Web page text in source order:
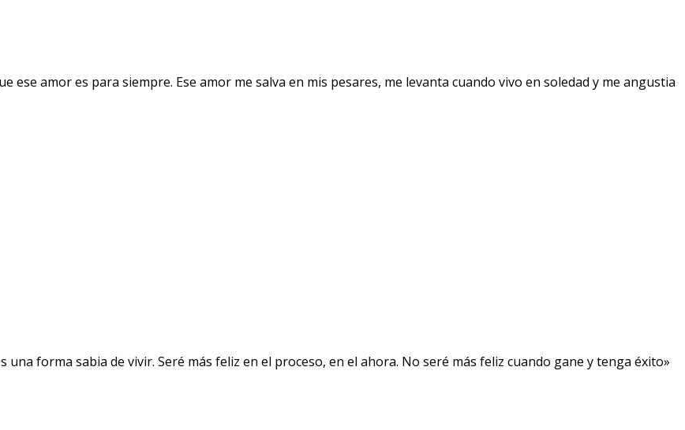
ese amor es para siempre. Ese amor me salva en mis pesares, me levanta cuando vivo en soledad y me angustia
forma sabia de vivir. Seré más feliz en el proceso, en el ahora. No seré más feliz cuando gane y tenga éxito»